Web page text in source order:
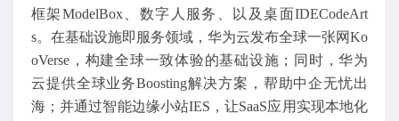
框架ModelBox、数字人服务、以及桌面IDECodeArt
s。在基础设施即服务领域，华为云发布全球一张网Ko
oVerse，构建全球一致体验的基础设施；同时，华为
云提供全球业务Boosting解决方案，帮助中企无忧出
海；并通过智能边缘小站IES，让SaaS应用实现本地化